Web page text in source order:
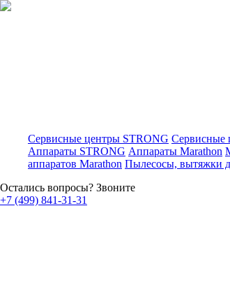
Сервисные центры STRONG Сервисные
Аппараты STRONG Аппараты Marathon
аппаратов Marathon Пылесосы, вытяжки
Остались вопросы? Звоните
+7 (499) 841-31-31